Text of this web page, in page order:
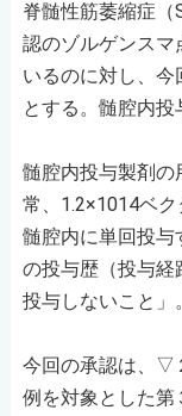
脊髄性筋萎縮症
認のゾルゲンスマ
いるのに対し、
とする。髄腔内投
髄腔内投与製剤の
常、1.2×1014ベ
髄腔内に単回投与
の投与歴（投与経
投与しないこと」。
今回の承認は、▽
例を対象とした